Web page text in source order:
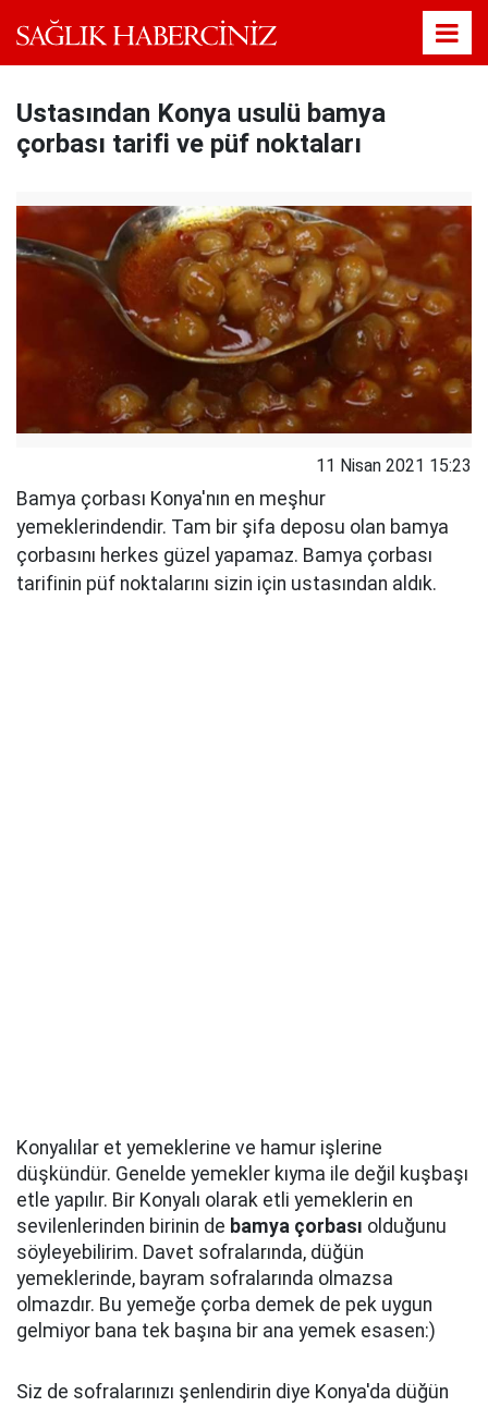
Ustasından Konya usulü bamya
çorbası tarifi ve püf noktaları
11 Nisan 2021 15:23
Bamya çorbası Konya'nın en meşhur
yemeklerindendir. Tam bir şifa deposu olan bamya
çorbasını herkes güzel yapamaz. Bamya çorbası
tarifinin püf noktalarını sizin için ustasından aldık.
Konyalılar et yemeklerine ve hamur işlerine
düşkündür. Genelde yemekler kıyma ile değil kuşbaşı
etle yapılır. Bir Konyalı olarak etli yemeklerin en
sevilenlerinden birinin de bamya çorbası olduğunu
söyleyebilirim. Davet sofralarında, düğün
yemeklerinde, bayram sofralarında olmazsa
olmazdır. Bu yemeğe çorba demek de pek uygun
gelmiyor bana tek başına bir ana yemek esasen:)
Siz de sofralarınızı şenlendirin diye Konya'da düğün